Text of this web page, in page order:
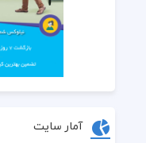
آمار سایت